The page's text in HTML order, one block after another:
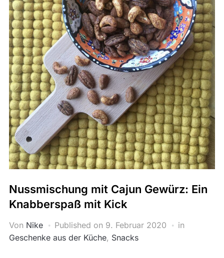
Nussmischung mit Cajun Gewürz: Ein
Knabberspaß mit Kick
Von Nike Published on 9. Februar 2020
in
Geschenke aus der Küche, Snacks